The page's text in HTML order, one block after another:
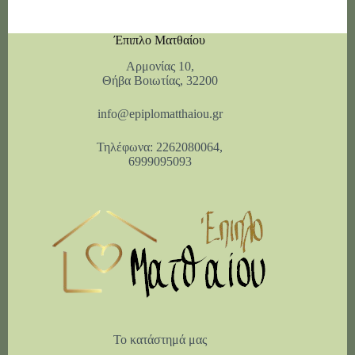
Έπιπλο Ματθαίου
Αρμονίας 10,
Θήβα Βοιωτίας, 32200
info@epiplomatthaiou.gr
Τηλέφωνα: 2262080064,
6999095093
Το κατάστημά μας